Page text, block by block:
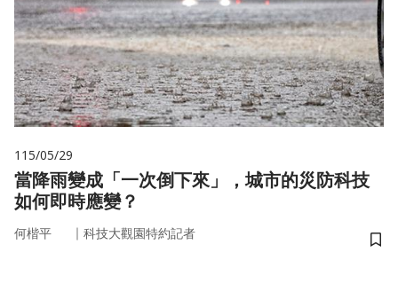
115/05/29
當降雨變成「一次倒下來」，城市的災防科技
如何即時應變？
何楷平 ｜ 科技大觀園特約記者
儲